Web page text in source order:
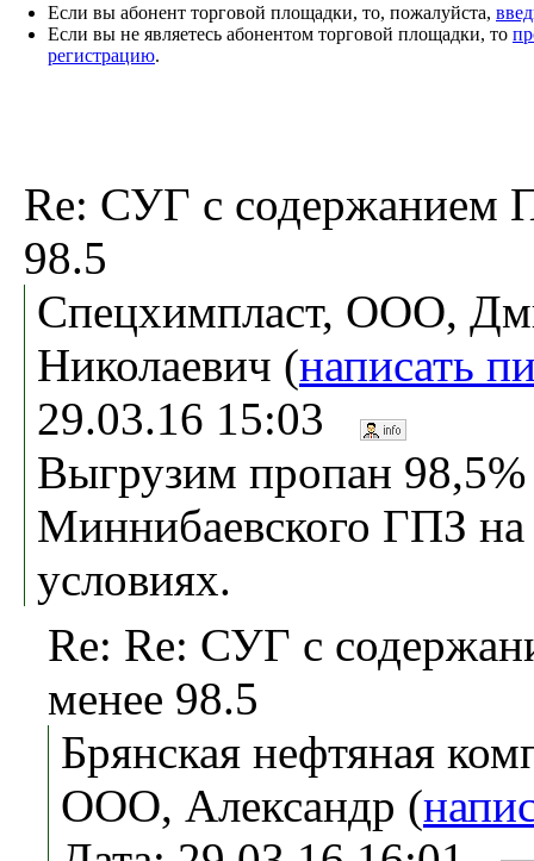
Если вы абонент торговой площадки, то, пожалуйста,
Если вы не являетесь абонентом торговой площадки, то
регистрацию.
Re: СУГ с содержанием
98.5
Спецхимпласт, ООО,
Николаевич (написать
29.03.16 15:03
Выгрузим пропан 98,5%
Миннибаевского ГПЗ
условиях.
Re: Re: СУГ с
менее 98.5
Брянская нефтяная
ООО, Александр (